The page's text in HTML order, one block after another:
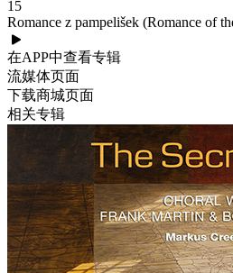
15
Romance z pampelišek (Romance of
在APP中查看专辑
流媒体页面
下载商城页面
相关专辑